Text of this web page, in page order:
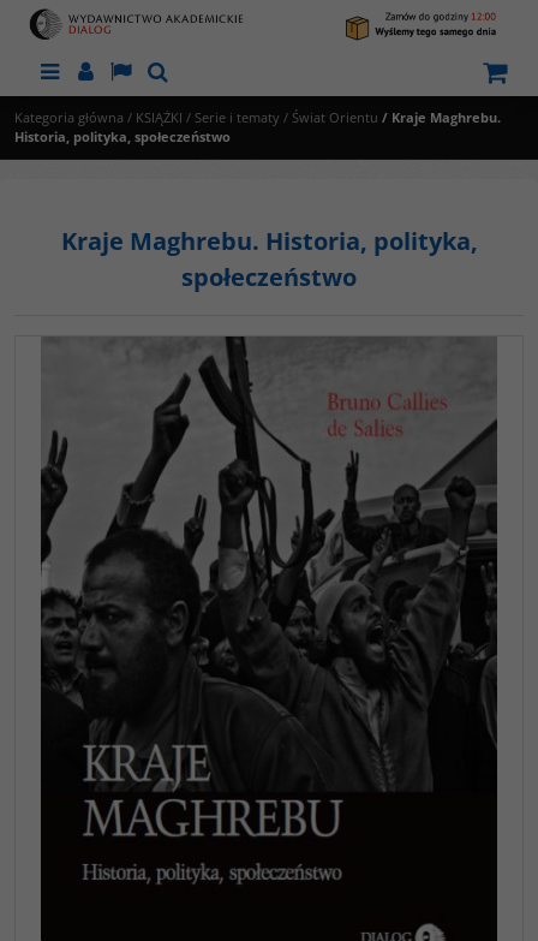
MenuPanelLangSzukaj
Kategoria główna / KSIĄŻKI / Serie i tematy / Świat Orientu / Kraje Maghrebu.
Historia, polityka, społeczeństwo
Kraje Maghrebu. Historia, polityka,
społeczeństwo